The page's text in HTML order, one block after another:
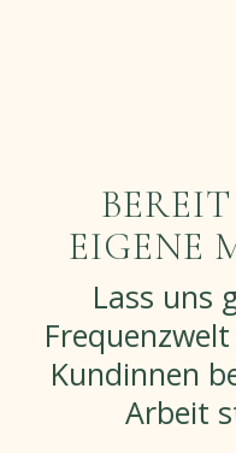
EIGENE
Lass uns
Kundinnen
Arbeit